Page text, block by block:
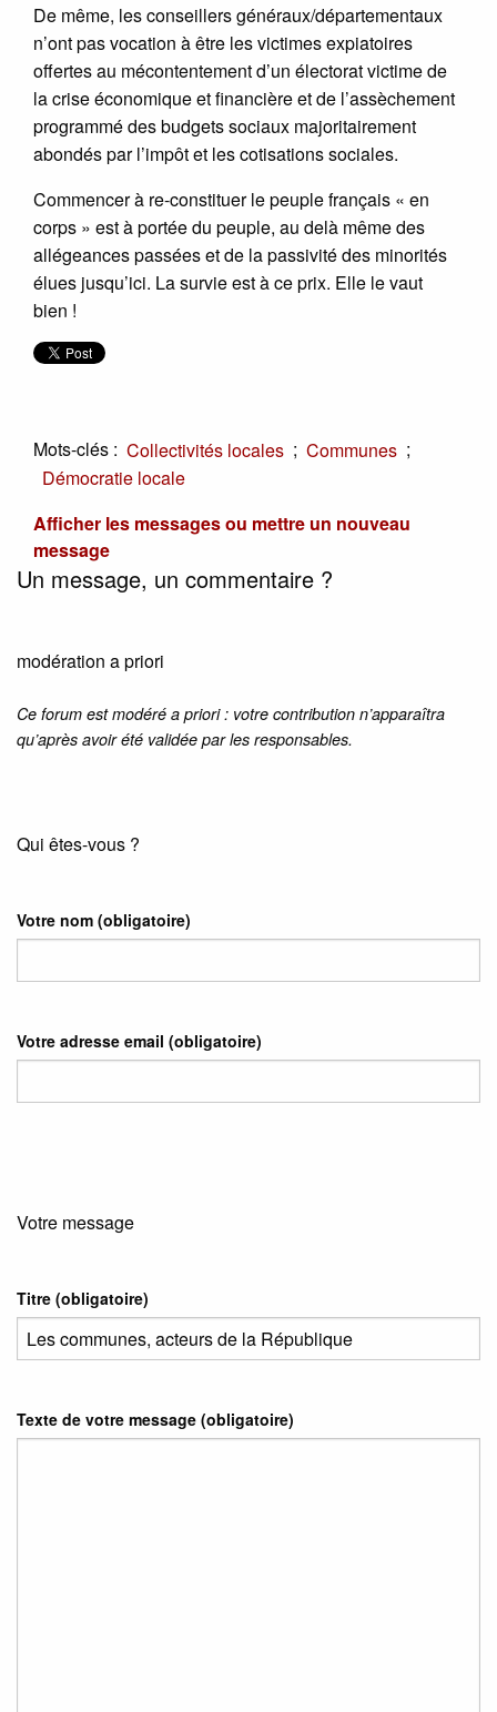
De même, les conseillers généraux/départementaux
n’ont pas vocation à être les victimes expiatoires
offertes au mécontentement d’un électorat victime de
la crise économique et financière et de l’assèchement
programmé des budgets sociaux majoritairement
abondés par l’impôt et les cotisations sociales.
Commencer à re-constituer le peuple français « en
corps » est à portée du peuple, au delà même des
allégeances passées et de la passivité des minorités
élues jusqu’ici. La survie est à ce prix. Elle le vaut
bien !
Mots-clés : Collectivités locales ; Communes ;
Démocratie locale
Afficher les messages ou mettre un nouveau
message
Un message, un commentaire ?
modération a priori
Ce forum est modéré a priori : votre contribution n’apparaîtra
qu’après avoir été validée par les responsables.
Qui êtes-vous ?
Votre nom (obligatoire)
Votre adresse email (obligatoire)
Votre message
Titre (obligatoire)
Texte de votre message (obligatoire)